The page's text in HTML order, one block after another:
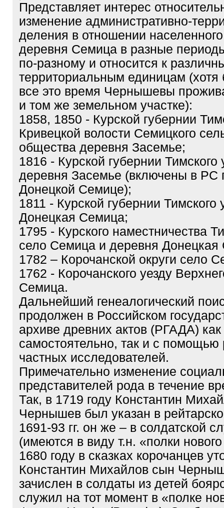
Представляет интерес
изменение административно-
деления в отношении населенного
деревня Семица в разные
по-разному и относится к
территориальным единицам (хотя
все это время Чернышевы
и том же земельном участке):
1858, 1850 - Курской губернии
Кривецкой волости Семицкого
общества деревня Засемье;
1816 - Курской губернии Тимского
деревня Засемье (включены в РС
Донецкой Семице);
1811 - Курской губернии Тимского
Донецкая Семица;
1795 - Курского наместничества
село Семица и деревня
1782 – Корочанской округи село
1762 - Корочанского уезду
Семица.
Дальнейший генеалогический
продолжен в Российском
архиве древних актов (РГАДА) как
самостоятельно, так и с помощью
частных исследователей.
Примечательно изменение
представителей рода в течение
Так, в 1719 году Константин
Чернышев был указан в
1691-93 гг. он же – в солдатской
(имеются в виду т.н. «полки
1680 году в сказках корочанцев
Константин Михайлов сын
зачислен в солдаты из детей
служил на тот момент в «полке